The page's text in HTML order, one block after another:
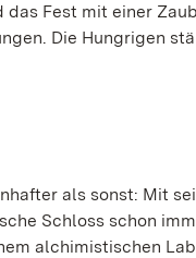
Fest mit einer
Die Hungrigen
als sonst: Mit
Schloss schon
alchimistischen